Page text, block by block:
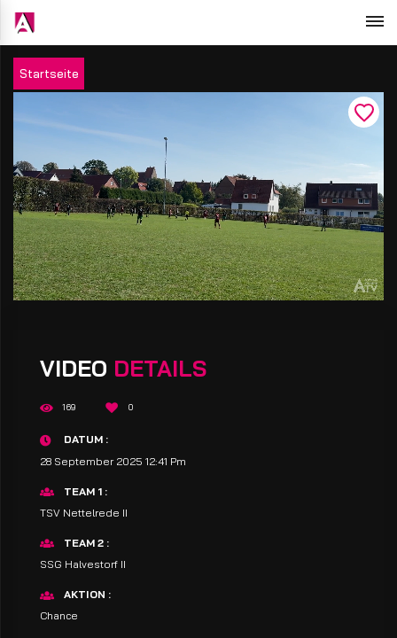
Startseite
VIDEO DETAILS
169 0
DATUM
28 September 2025 12:41 Pm
TEAM 1
TSV Nettelrede II
TEAM 2
SSG Halvestorf II
AKTION
Chance